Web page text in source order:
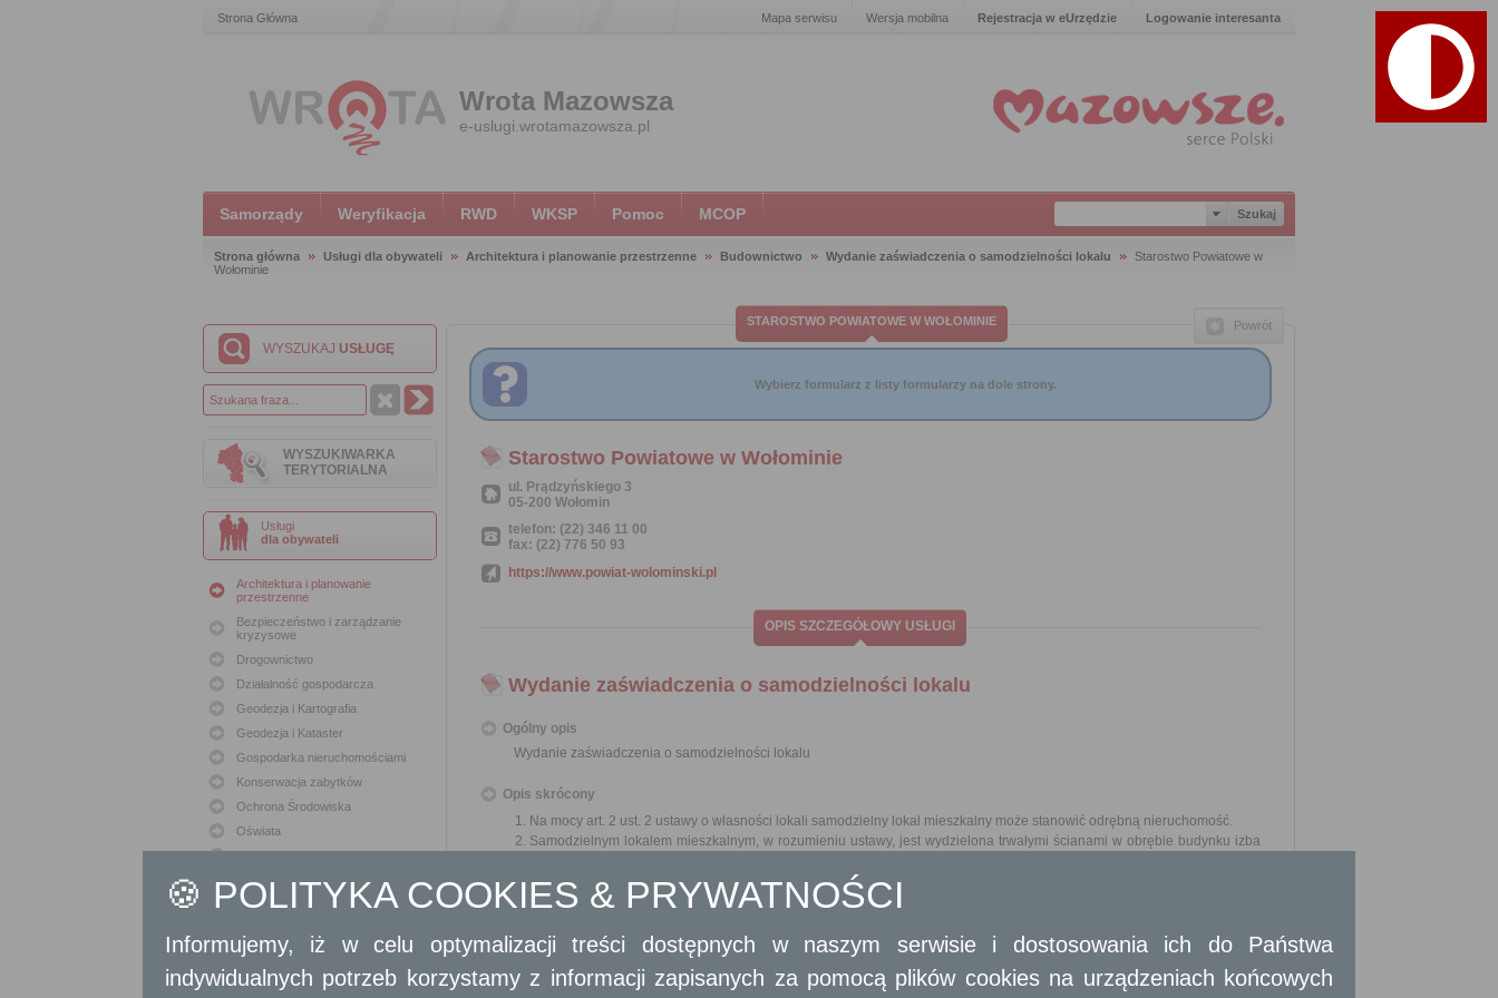
Strona Główna Mapa serwisu Wersja mobilna Rejestracja w eUrzędzie Logowanie interesanta
Wrota Mazowsza
e-uslugi.wrotamazowsza.pl
Samorządy Weryfikacja RWD WKSP Pomoc MCOP
Strona główna Usługi dla obywateli Architektura i planowanie przestrzenne Budownictwo Wydanie zaświadczenia o samodzielności lokalu
Starostwo Powiatowe w
Wołominie
WYSZUKAJ USŁUGĘ
WYSZUKIWARKA
TERYTORIALNA
Usługi
dla obywateli
Architektura i planowanie
przestrzenne
Bezpieczeństwo i zarządzanie
kryzysowe
Drogownictwo
Działalność gospodarcza
Geodezja i Kartografia
Geodezja i Kataster
Gospodarka nieruchomościami
Konserwacja zabytków
Ochrona Środowiska
Oświata
Podatki i opłaty lokalne
Polityka lokalowa
Polityka społeczna
Sport i Rekreacja
Sprawy komunalne
STAROSTWO POWIATOWE W WOŁOMINIE Powrót
Wybierz formularz z listy formularzy na dole strony.
Starostwo Powiatowe w Wołominie
ul. Prądzyńskiego 3
05-200 Wołomin
telefon: (22) 346 11 00
fax: (22) 776 50 93
https://www.powiat-wolominski.pl
OPIS SZCZEGÓŁOWY USŁUGI
Wydanie zaświadczenia o samodzielności lokalu
Ogólny opis
Wydanie zaświadczenia o samodzielności lokalu
Opis skrócony
Na mocy art. 2 ust. 2 ustawy o własności lokali samodzielny lokal mieszkalny może stanowić odrębną nieruchomość.
Samodzielnym lokalem mieszkalnym, w rozumieniu ustawy, jest wydzielona trwałymi ścianami w obrębie budynku izba
ich potrzeb mieszkaniowych. Powyższe kryterium stosuje się odpowiednio również do samodzielnych lokali
wykorzystywanych zgodnie z przeznaczeniem na cele inne niż mieszkalne.
w formie zaświadczenia.
Wymagane dokumenty
🍪 POLITYKA COOKIES & PRYWATNOŚCI
Informujemy, iż w celu optymalizacji treści dostępnych w naszym serwisie i dostosowania ich do Państwa
indywidualnych potrzeb korzystamy z informacji zapisanych za pomocą plików cookies na urządzeniach końcowych